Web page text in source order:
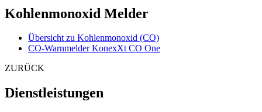
Kohlenmonoxid Melder
Übersicht zu Kohlenmonoxid (CO)
CO-Warnmelder KonexXt CO One
ZURÜCK
Dienstleistungen